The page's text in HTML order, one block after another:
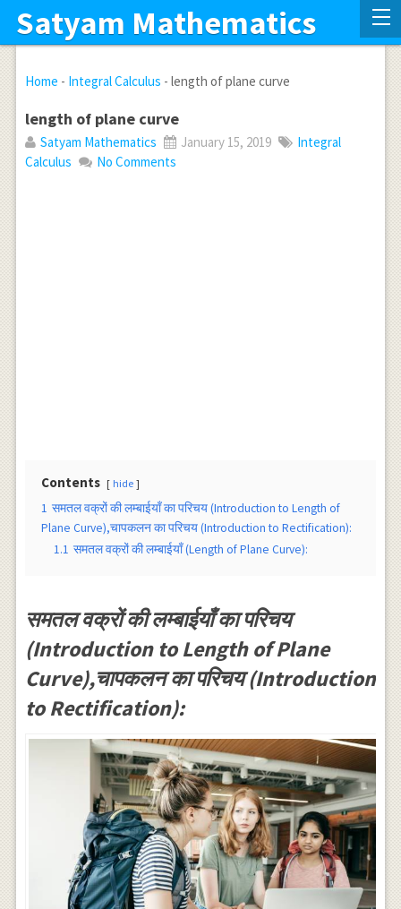
Satyam Mathematics
Home - Integral Calculus - length of plane curve
length of plane curve
Satyam Mathematics January 15, 2019
Integral
Calculus
No Comments
Contents hide
1 समतल वक्रों की लम्बाईयाँ का परिचय (Introduction to Length of
Plane Curve),चापकलन का परिचय (Introduction to Rectification):
1.1 समतल वक्रों की लम्बाईयाँ (Length of Plane Curve):
समतल वक्रों की लम्बाईयाँ का परिचय
(Introduction to Length of Plane
Curve),चापकलन का परिचय (Introduction
to Rectification):